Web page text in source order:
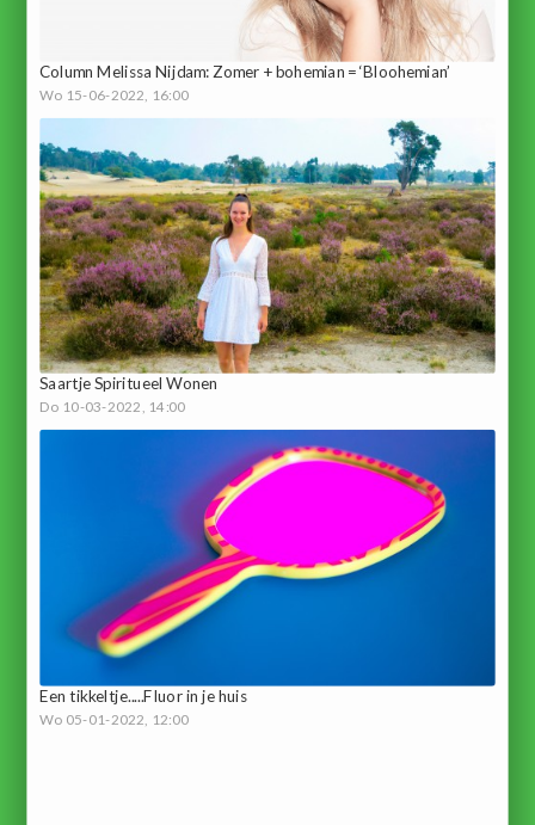
Column Melissa Nijdam: Zomer + bohemian = ‘Bloohemian’
Wo 15-06-2022, 16:00
Saartje Spiritueel Wonen
Do 10-03-2022, 14:00
Een tikkeltje.....Fluor in je huis
Wo 05-01-2022, 12:00